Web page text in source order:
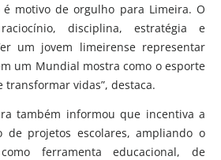
é motivo de orgulho para Limeira. O
disciplina, estratégia e
um jovem limeirense representar
um Mundial mostra como o esporte
vidas”, destaca.
também informou que incentiva a
de projetos escolares, ampliando o
ferramenta educacional, de